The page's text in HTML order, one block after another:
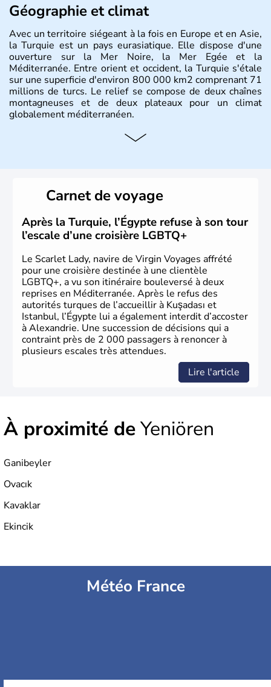
Géographie et climat
Avec un territoire siégeant à la fois en Europe et en Asie,
la Turquie est un pays eurasiatique. Elle dispose d'une
ouverture sur la Mer Noire, la Mer Egée et la
Méditerranée. Entre orient et occident, la Turquie s'étale
sur une superficie d'environ 800 000 km2 comprenant 71
millions de turcs. Le relief se compose de deux chaînes
montagneuses et de deux plateaux pour un climat
globalement méditerranéen.
Histoire et administration
qui constitueront en 1299 les fondations de l'Empire
ottoman. Après avoir rattaché l'Anatolie et la Thrace
orientale au territoire turc, la République est proclamée
le 29 octobre 1923. Ankara remplace alors Istanbul au
titre de capitale du pays.
Carnet de voyage
Après la Turquie, l’Égypte refuse à son tour
l’escale d’une croisière LGBTQ+
Le Scarlet Lady, navire de Virgin Voyages affrété
pour une croisière destinée à une clientèle
LGBTQ+, a vu son itinéraire bouleversé à deux
reprises en Méditerranée. Après le refus des
autorités turques de l’accueillir à Kuşadası et
Istanbul, l’Égypte lui a également interdit d’accoster
à Alexandrie. Une succession de décisions qui a
contraint près de 2 000 passagers à renoncer à
plusieurs escales très attendues.
Lire l'article
À proximité deYeniören
Ganibeyler
Ovacık
Kavaklar
Ekincik
Météo France